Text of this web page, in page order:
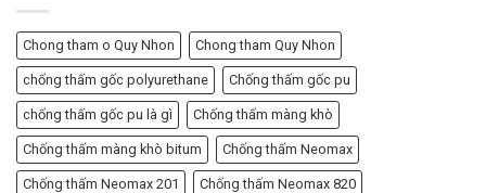
Chong tham o Quy Nhon Chong tham Quy Nhon
chống thấm gốc polyurethane Chống thấm gốc pu
chống thấm gốc pu là gì Chống thấm màng khò
Chống thấm màng khò bitum Chống thấm Neomax
Chống thấm Neomax 201 Chống thấm Neomax 820